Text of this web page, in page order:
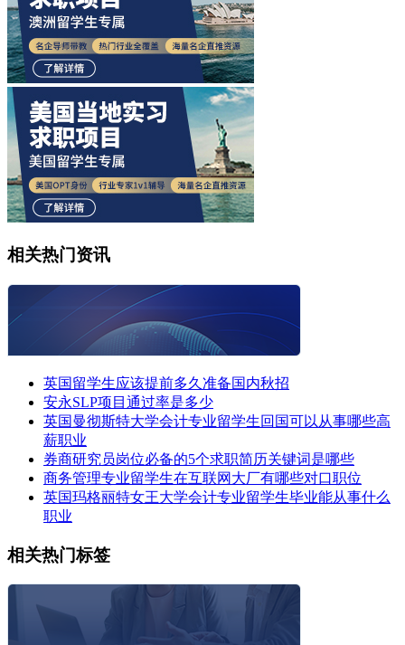
相关热门资讯
英国留学生应该提前多久准备国内秋招
安永SLP项目通过率是多少
英国曼彻斯特大学会计专业留学生回国可以从事哪些高
薪职业
券商研究员岗位必备的5个求职简历关键词是哪些
商务管理专业留学生在互联网大厂有哪些对口职位
英国玛格丽特女王大学会计专业留学生毕业能从事什么
职业
相关热门标签